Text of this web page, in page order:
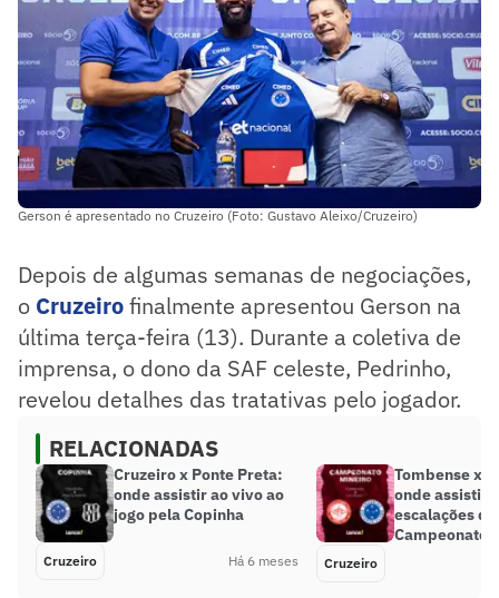
Gerson é apresentado no Cruzeiro (Foto: Gustavo Aleixo/Cruzeiro)
Depois de algumas semanas de negociações,
o Cruzeirofinalmente apresentou Gerson na
última terça-feira (13). Durante a coletiva de
imprensa, o dono da SAF celeste, Pedrinho,
revelou detalhes das tratativas pelo jogador.
RELACIONADAS
Cruzeiro x Ponte Preta:
onde assistir ao vivo ao
jogo pela Copinha
Cruzeiro Há 6 meses
Tombense x
onde assistir,
escalações
Campeonato
Cruzeiro